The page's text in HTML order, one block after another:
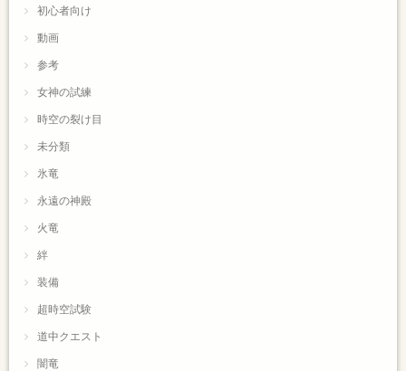
初心者向け
動画
参考
女神の試練
時空の裂け目
未分類
氷竜
永遠の神殿
火竜
絆
装備
超時空試験
道中クエスト
闇竜